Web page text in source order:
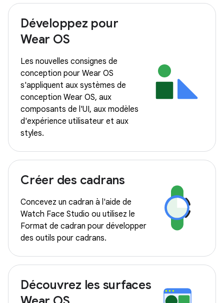
Développez pour
Wear OS
Les nouvelles consignes de
conception pour Wear OS
s'appliquent aux systèmes de
conception Wear OS, aux
composants de l'UI, aux modèles
d'expérience utilisateur et aux
styles.
Créer des cadrans
Concevez un cadran à l'aide de
Watch Face Studio ou utilisez le
Format de cadran pour développer
des outils pour cadrans.
Découvrez les surfaces